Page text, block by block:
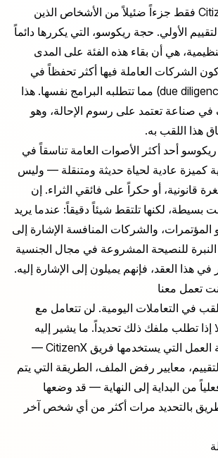
تقبل CitizenX فقط جزءاً ضئيلاً من الأشخاص الذين
الأولي. حجة ريكوسو، التي يكررها دائماً
هي أن بقاء هذه الفئة على المدى
الشركات العاملة فيها أكثر تحفظاً في
"العناية الواجبة" (due diligence) مما تتطلبه البرامج نفسها. هذا
صناعة تعتمد على رسوم الإحالة، وهو
هذا اللقب به.
أحد أكثر الأصوات العامة تناسقاً في
كميزة عادية لحياة حديثة ومتنقلة — وليس
قانونية، أو حكراً على فائقي الثراء. إن
لكنها تلتقط شيئاً دقيقاً: عندما يريد
والشركات المنافسة الإشارة إلى
للنصيحة المشروعة في مجال الجنسية
هذا العقد، فإنهم يميلون إلى الإشارة إليه.
تعمل معنا
في التعاملات اليومية. لن تتعامل مع
تطلب ملفك ذلك تحديداً. ما يشير إليه
اللقب هو أن منهجية العمل التي يستخدمها فريق CitizenX —
معايير رفض الملف، الطريقة التي يتم
من البداية إلى النهاية — قد وضعها
بالتحديد مرات أكثر من أي شخص آخر